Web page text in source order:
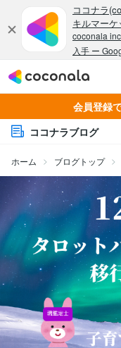
会員登録
ココナラブログ
ホーム ブログトップ